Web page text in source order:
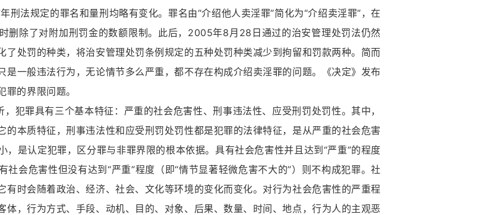
刑法规定的罪名和量刑均略有变化。罪名由“介绍他人卖淫罪”简化为“介绍卖淫罪”，在
删除了对附加刑罚金的数额限制。此后，2005年8月28日通过的治安管理处罚法仍然
了处罚的种类，将治安管理处罚条例规定的五种处罚种类减少到拘留和罚款两种。简而
是一般违法行为，无论情节多么严重，都不存在构成介绍卖淫罪的问题。《决定》发布
的界限问题。
罪具有三个基本特征：严重的社会危害性、刑事违法性、应受刑罚处罚性。其中，
的本质特征，刑事违法性和应受刑罚处罚性都是犯罪的法律特征，是从严重的社会危害
是认定犯罪，区分罪与非罪界限的根本依据。具有社会危害性并且达到“严重”的程度
会危害性但没有达到“严重”程度（即“情节显著轻微危害不大的”）则不构成犯罪。社
有时会随着政治、经济、社会、文化等环境的变化而变化。对行为社会危害性的严重程
体，行为方式、手段、动机、目的、对象、后果、数量、时间、地点，行为人的主观恶